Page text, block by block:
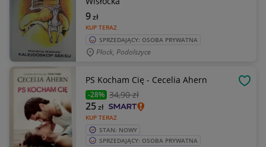
KUP TERAZ
9zł
SPRZEDAJĄCY: OSOBA PRYWATNA
Płock, Podolszyce
PS Kocham Cię - Cecelia Ahern
-28% 34,90 zł
KUP TERAZ
25zł
STAN: NOWY
SPRZEDAJĄCY: OSOBA PRYWATNA